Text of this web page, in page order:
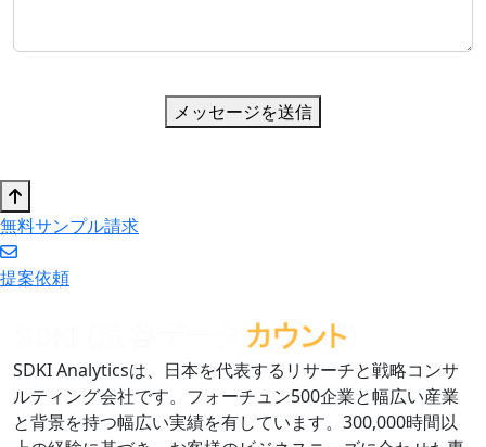
メッセージを送信
無料サンプル請求
提案依頼
SDKI Analyticsは、日本を代表するリサーチと戦略コンサ
ルティング会社です。フォーチュン500企業と幅広い産業
と背景を持つ幅広い実績を有しています。300,000時間以